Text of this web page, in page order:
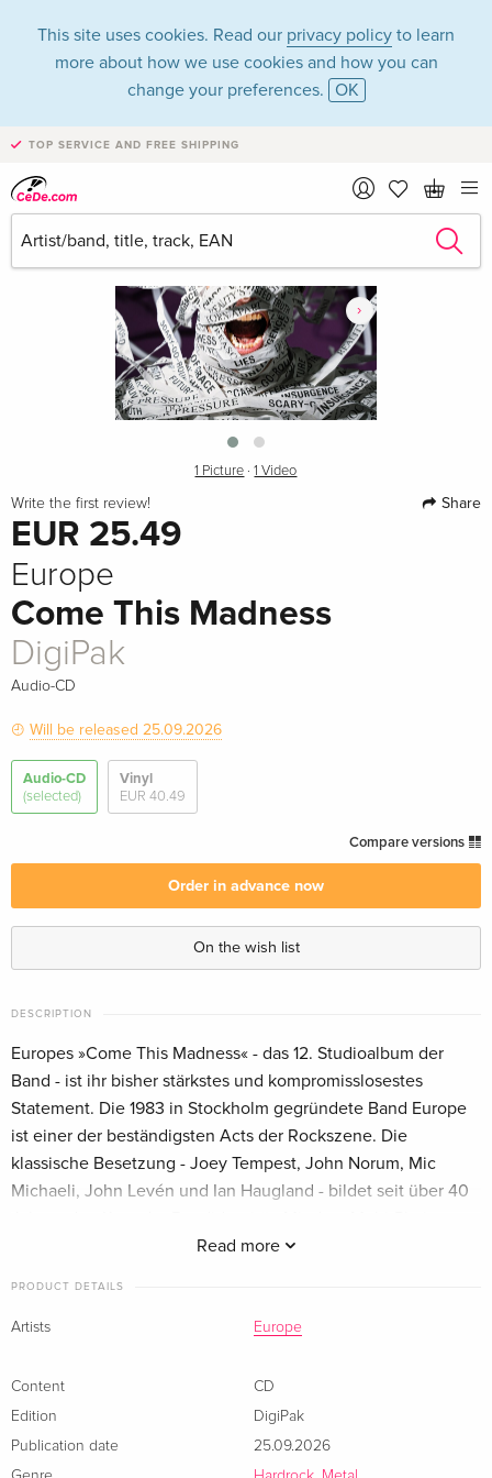
This site uses cookies. Read our privacy policy to learn
more about how we use cookies and how you can
change your preferences. OK
TOP SERVICE AND FREE SHIPPING
›
1 Picture ·1 Video
Write the first review! Share
EUR 25.49
Europe
Come This Madness
DigiPak
Audio-CD
Will be released 25.09.2026
Audio-CD
(selected)
Vinyl
EUR 40.49
Compare versions
Order in advance now
On the wish list
DESCRIPTION
Read more
Europes »Come This Madness« - das 12. Studioalbum der
Band - ist ihr bisher stärkstes und kompromisslosestes
Statement. Die 1983 in Stockholm gegründete Band Europe
ist einer der beständigsten Acts der Rockszene. Die
klassische Besetzung - Joey Tempest, John Norum, Mic
Michaeli, John Levén und Ian Haugland - bildet seit über 40
Album »The Final Countdown« erlangten sie weltweite
stehen geblieben, und doch stehen sie wieder auf. Mit ihrem
neuen Album »Come This Madness« trotzen sie weiterhin
den Erwartungen, entwickeln sich weiter, passen sich an und
drängen kompromisslos nach vorne. In Songs wie »One On
PRODUCT DETAILS
Artists Europe
Content
CD
Edition
DigiPak
Publication date
25.09.2026